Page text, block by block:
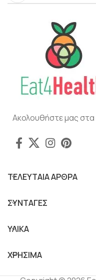
Ακολουθήστε μας
ΤΕΛΕΥΤΑΙΑ ΑΡΘΡΑ
ΣΥΝΤΑΓΕΣ
ΥΛΙΚΑ
ΧΡΗΣΙΜΑ